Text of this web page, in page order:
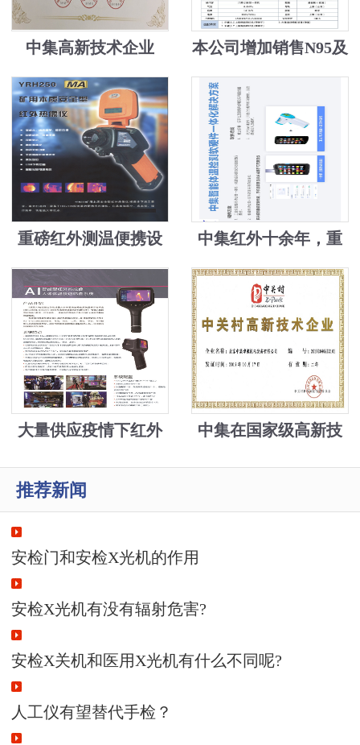
中集高新技术企业
本公司增加销售N95及
医用口罩机，安检机
送口罩
重磅红外测温便携设
备
中集红外十余年，重
磅高新技术转换，为
解决疫情物资紧缺难
题，中集发明手机加
装模块测温并自动身
份登记上传
大量供应疫情下红外
成像测温设备5万元
中集在国家级高新技
术、新技术新产品基
推荐新闻
安检门和安检X光机的作用
安检X光机有没有辐射危害?
安检X关机和医用X光机有什么不同呢?
人工仪有望替代手检？